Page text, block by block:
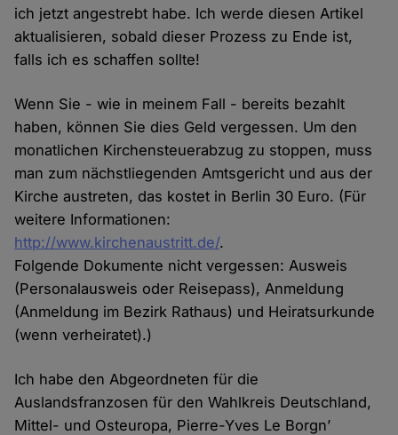
ich jetzt angestrebt habe. Ich werde diesen Artikel
aktualisieren, sobald dieser Prozess zu Ende ist,
falls ich es schaffen sollte!
Wenn Sie - wie in meinem Fall - bereits bezahlt
haben, können Sie dies Geld vergessen. Um den
monatlichen Kirchensteuerabzug zu stoppen, muss
man zum nächstliegenden Amtsgericht und aus der
Kirche austreten, das kostet in Berlin 30 Euro. (Für
weitere Informationen:
http://www.kirchenaustritt.de/.
Folgende Dokumente nicht vergessen: Ausweis
(Personalausweis oder Reisepass), Anmeldung
(Anmeldung im Bezirk Rathaus) und Heiratsurkunde
(wenn verheiratet).)
Ich habe den Abgeordneten für die
Auslandsfranzosen für den Wahlkreis Deutschland,
Mittel- und Osteuropa, Pierre-Yves Le Borgn’